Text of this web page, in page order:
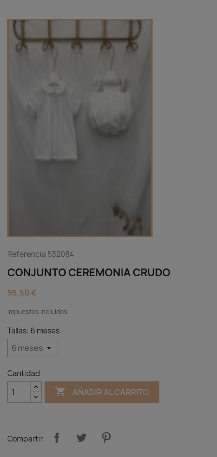
Referencia 532084
CONJUNTO CEREMONIA CRUDO
95,50 €
Impuestos incluidos
Tallas: 6 meses
Cantidad
 AÑADIR AL CARRITO
Compartir